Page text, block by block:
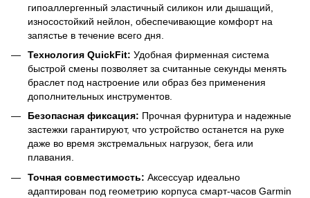
гипоаллергенный эластичный силикон или дышащий,
износостойкий нейлон, обеспечивающие комфорт на
запястье в течение всего дня.
Технология QuickFit: Удобная фирменная система
быстрой смены позволяет за считанные секунды менять
браслет под настроение или образ без применения
дополнительных инструментов.
Безопасная фиксация: Прочная фурнитура и надежные
застежки гарантируют, что устройство останется на руке
даже во время экстремальных нагрузок, бега или
плавания.
Точная совместимость: Аксессуар идеально
адаптирован под геометрию корпуса смарт-часов Garmin